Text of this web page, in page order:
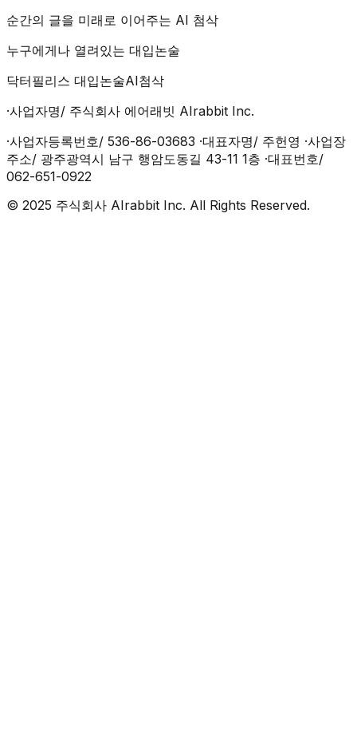
순간의 글을 미래로 이어주는 AI 첨삭
누구에게나 열려있는 대입논술
닥터필리스 대입논술AI첨삭
·사업자명/ 주식회사 에어래빗 AIrabbit Inc.
·사업자등록번호/ 536-86-03683 ·대표자명/ 주헌영 ·사업장
주소/ 광주광역시 남구 행암도동길 43-11 1층 ·대표번호/
062-651-0922
© 2025 주식회사 AIrabbit Inc. All Rights Reserved.